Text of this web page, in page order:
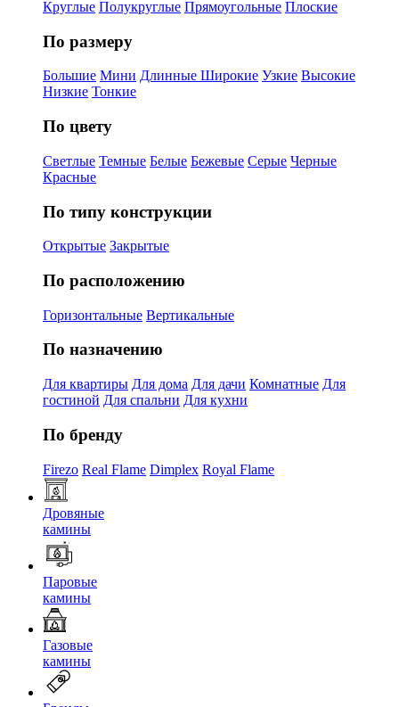
Круглые Полукруглые Прямоугольные Плоские
По размеру
Большие Мини Длинные Широкие Узкие Высокие
Низкие Тонкие
По цвету
Светлые Темные Белые Бежевые Серые Черные
Красные
По типу конструкции
Открытые Закрытые
По расположению
Горизонтальные Вертикальные
По назначению
Для квартиры Для дома Для дачи Комнатные Для
гостиной Для спальни Для кухни
По бренду
Firezo Real Flame Dimplex Royal Flame
Дровяные
камины
Паровые
камины
Газовые
камины